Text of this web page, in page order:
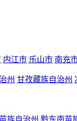
内江市 乐山市 南充
州 甘孜藏族自治州
族自治州 黔东南苗